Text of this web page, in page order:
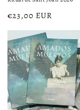
Precio
habitual
€23,00 EUR